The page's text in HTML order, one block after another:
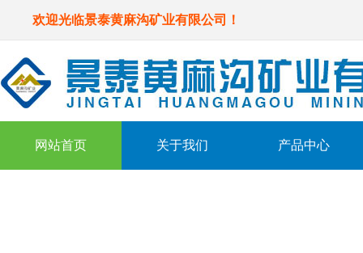
欢迎光临景泰黄麻沟矿业有限公司！
网站首页 关于我们 产品中心